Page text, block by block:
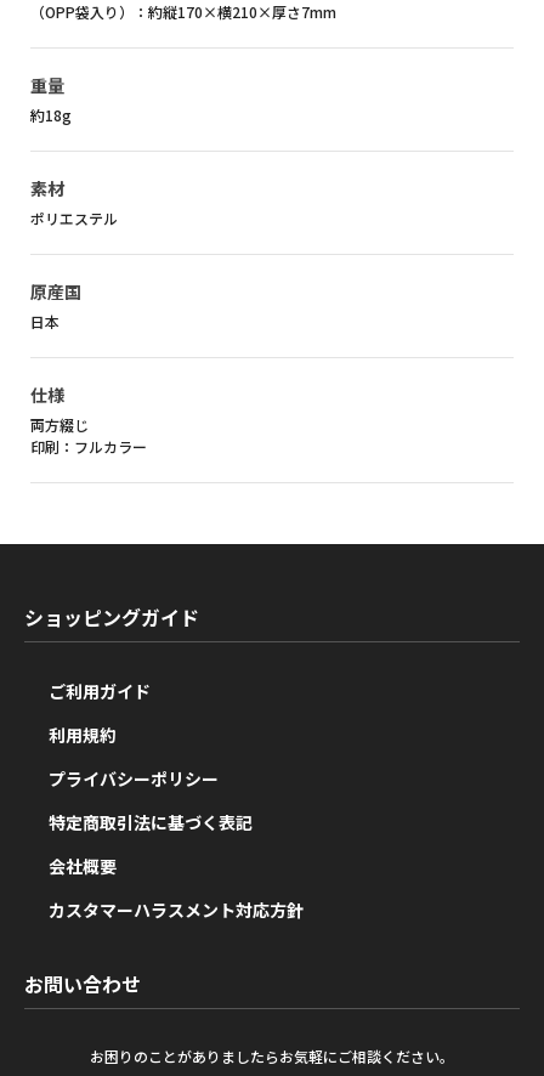
（OPP袋入り）：約縦170×横210×厚さ7mm
重量
約18g
素材
ポリエステル
原産国
日本
仕様
両方綴じ
印刷：フルカラー
ショッピングガイド
ご利用ガイド
利用規約
プライバシーポリシー
特定商取引法に基づく表記
会社概要
カスタマーハラスメント対応方針
お問い合わせ
お困りのことがありましたらお気軽にご相談ください。